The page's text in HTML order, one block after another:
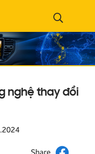
nghệ thay đổi